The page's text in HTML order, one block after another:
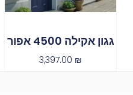
גגון אקילה 4500 אפור
3,397.00 ₪